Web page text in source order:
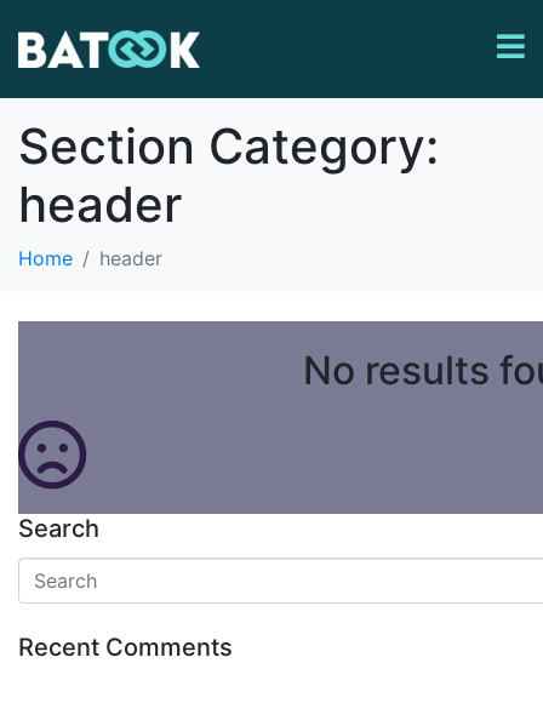
Section Category:
header
Home header
No results
Search
Recent Comments